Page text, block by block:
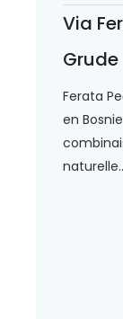
Via
Grude
Ferata
en